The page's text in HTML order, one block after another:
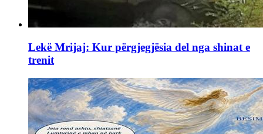
Lekë Mrijaj: Kur përgjegjësia del nga shinat e
trenit